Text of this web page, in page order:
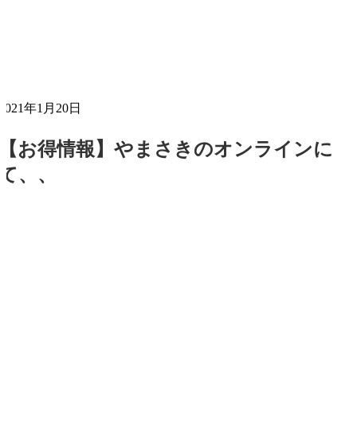
年1月20日
お得情報】やまさきのオンラインに
、、